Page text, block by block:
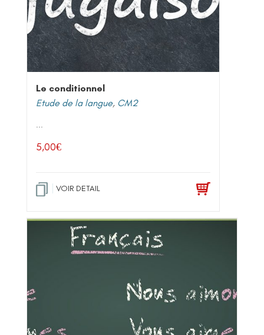
Le conditionnel
Etude de la langue, CM2
...
5,00€
VOIR DETAIL